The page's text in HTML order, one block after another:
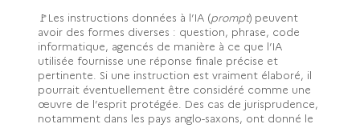
🚩Les instructions données à l’IA (prompt) peuvent
avoir des formes diverses : question, phrase, code
informatique, agencés de manière à ce que l’IA
utilisée fournisse une réponse finale précise et
pertinente. Si une instruction est vraiment élaboré, il
pourrait éventuellement être considéré comme une
œuvre de l’esprit protégée. Des cas de jurisprudence,
notamment dans les pays anglo-saxons, ont donné le